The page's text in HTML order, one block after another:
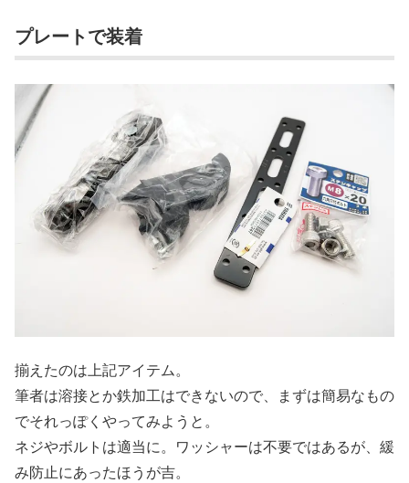
プレートで装着
揃えたのは上記アイテム。
筆者は溶接とか鉄加工はできないので、まずは簡易なもの
でそれっぽくやってみようと。
ネジやボルトは適当に。ワッシャーは不要ではあるが、緩
み防止にあったほうが吉。